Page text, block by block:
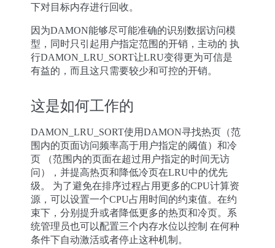
下对目标内存进行回收。
因为DAMON能够尽可能准确的识别数据访问模
型，同时只引起用户指定范围的开销，主动的 执
行DAMON_LRU_SORT让LRU变得更为可信是
有益的，而且这只需要较少和可控的开销。
这是如何工作的
DAMON_LRU_SORT使用DAMON寻找热页（范
围内的页面访问频率高于用户指定的阈值）和冷
页 （范围内的页面在超过用户指定的时间无访
问），并提高热页和降低冷页在LRU中的优先
级。 为了避免在排序过程占用更多的CPU计算资
源，可以设置一个CPU占用时间的约束值。在约
束下，分别提升或者降低更多的热页和冷页。系
统管理员也可以配置三个内存水位以控制 在何种
条件下自动激活或者停止这种机制。